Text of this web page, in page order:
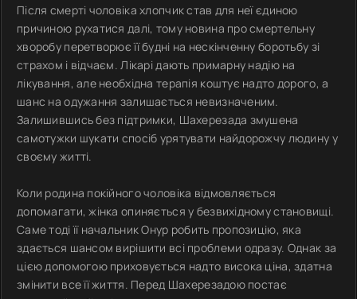
Після смерті чоловіка хлопчик став для неї єдиною
причиною рухатися далі, тому новина про смертельну
хворобу перетворює її будні на нескінченну боротьбу зі
страхом і відчаєм. Лікарі дають примарну надію на
лікування, але необхідна терапія коштує надто дорого, а
шанс на одужання залишається невизначеним.
Залишившись без підтримки, Шахерезада змушена
самотужки шукати спосіб урятувати найдорожчу людину у
своєму житті.
Коли родина покійного чоловіка відмовляється
допомагати, жінка опиняється у безвихідному становищі.
Саме тоді її начальник Онур робить пропозицію, яка
здається шансом вирішити всі проблеми одразу. Однак за
цією допомогою приховується надто висока ціна, здатна
змінити все її життя. Перед Шахерезадою постає